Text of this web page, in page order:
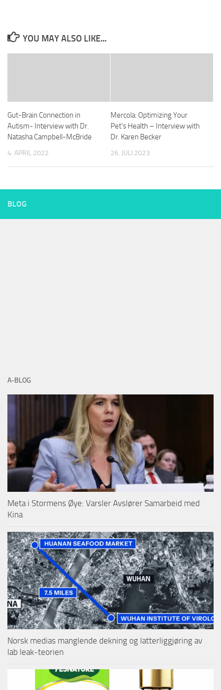
YOU MAY ALSO LIKE...
Gut-Brain Connection in
Autism- Interview with Dr.
Natasha Campbell-McBride
4. APRIL 2022
Mercola: Optimizing Your
Pet's Health – Interview with
Dr. Karen Becker
26. JULI 2023
BLOG
A-BLOG
Meta i Stormens Øye: Varsler Avslører Samarbeid med
Kina
Norsk medias manglende dekning og latterliggjøring av
lab leak-teorien